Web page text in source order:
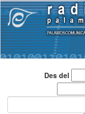
Des del